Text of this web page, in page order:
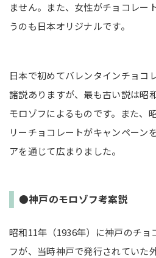
ません。また、女性がチョコレー
うのも日本オリジナルです。
日本で初めてバレンタインチョコ
諸説ありますが、最も古い説は昭
モロゾフによるものです。また、
リーチョコレートがキャンペーン
アを通じて広まりました。
●神戸のモロゾフ考案説
昭和11年（1936年）に神戸のチ
フが、当時神戸で発行されていた